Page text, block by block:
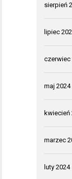
sierpień
lipiec
czerwiec
maj 2024
kwiecień
marzec
luty 2024